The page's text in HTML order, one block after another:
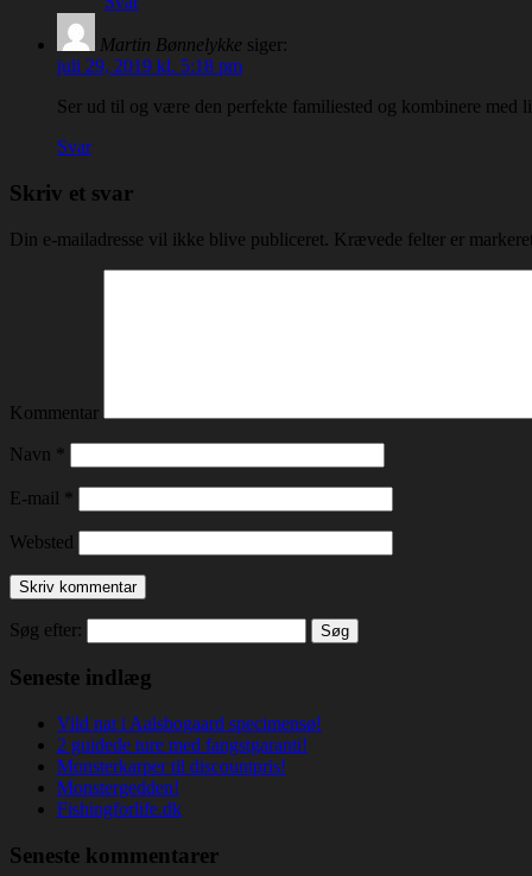
Martin Bønnelykke siger:
juli 29, 2019 kl. 5:18 pm
Ser ud til og være den perfekte familiested og kombinere
Svar
Skriv et svar
Din e-mailadresse vil ikke blive publiceret. Krævede felter er
Kommentar
Navn *
E-mail *
Websted
Søg efter:
Seneste indlæg
Vild nat i Aalsbogaard specimensø!
2 guidede ture med fangstgaranti!
Monsterkarper til discountpris!
Monstergedden!
Fishingforlife.dk
Seneste kommentarer